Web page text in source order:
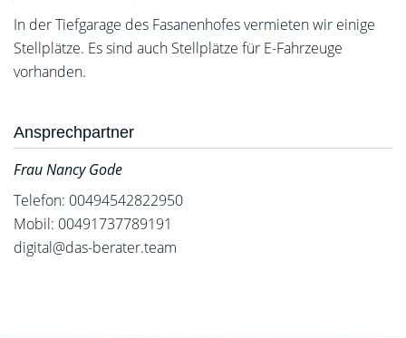
In der Tiefgarage des Fasanenhofes vermieten wir einige
Stellplätze. Es sind auch Stellplätze für E-Fahrzeuge
vorhanden.
Ansprechpartner
Frau Nancy Gode
Telefon: 00494542822950
Mobil: 00491737789191
digital@das-berater.team